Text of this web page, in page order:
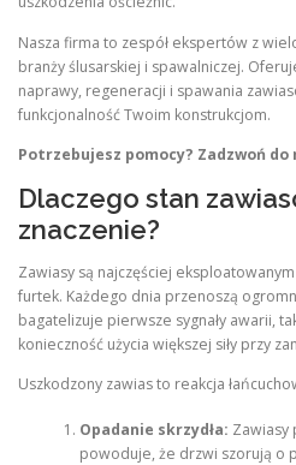
Nasza firma to zespół ekspertów z
branży ślusarskiej i spawalniczej.
naprawy, regeneracji i spawania
funkcjonalność Twoim konstrukcjom.
Potrzebujesz pomocy? Zadzwoń do
Dlaczego stan
znaczenie?
Zawiasy są najczęściej
furtek. Każdego dnia przenoszą
bagatelizuje pierwsze sygnały awarii,
konieczność użycia większej siły przy
Uszkodzony zawias to reakcja
Opadanie skrzydła: Zawiasy
powoduje, że drzwi szorują o